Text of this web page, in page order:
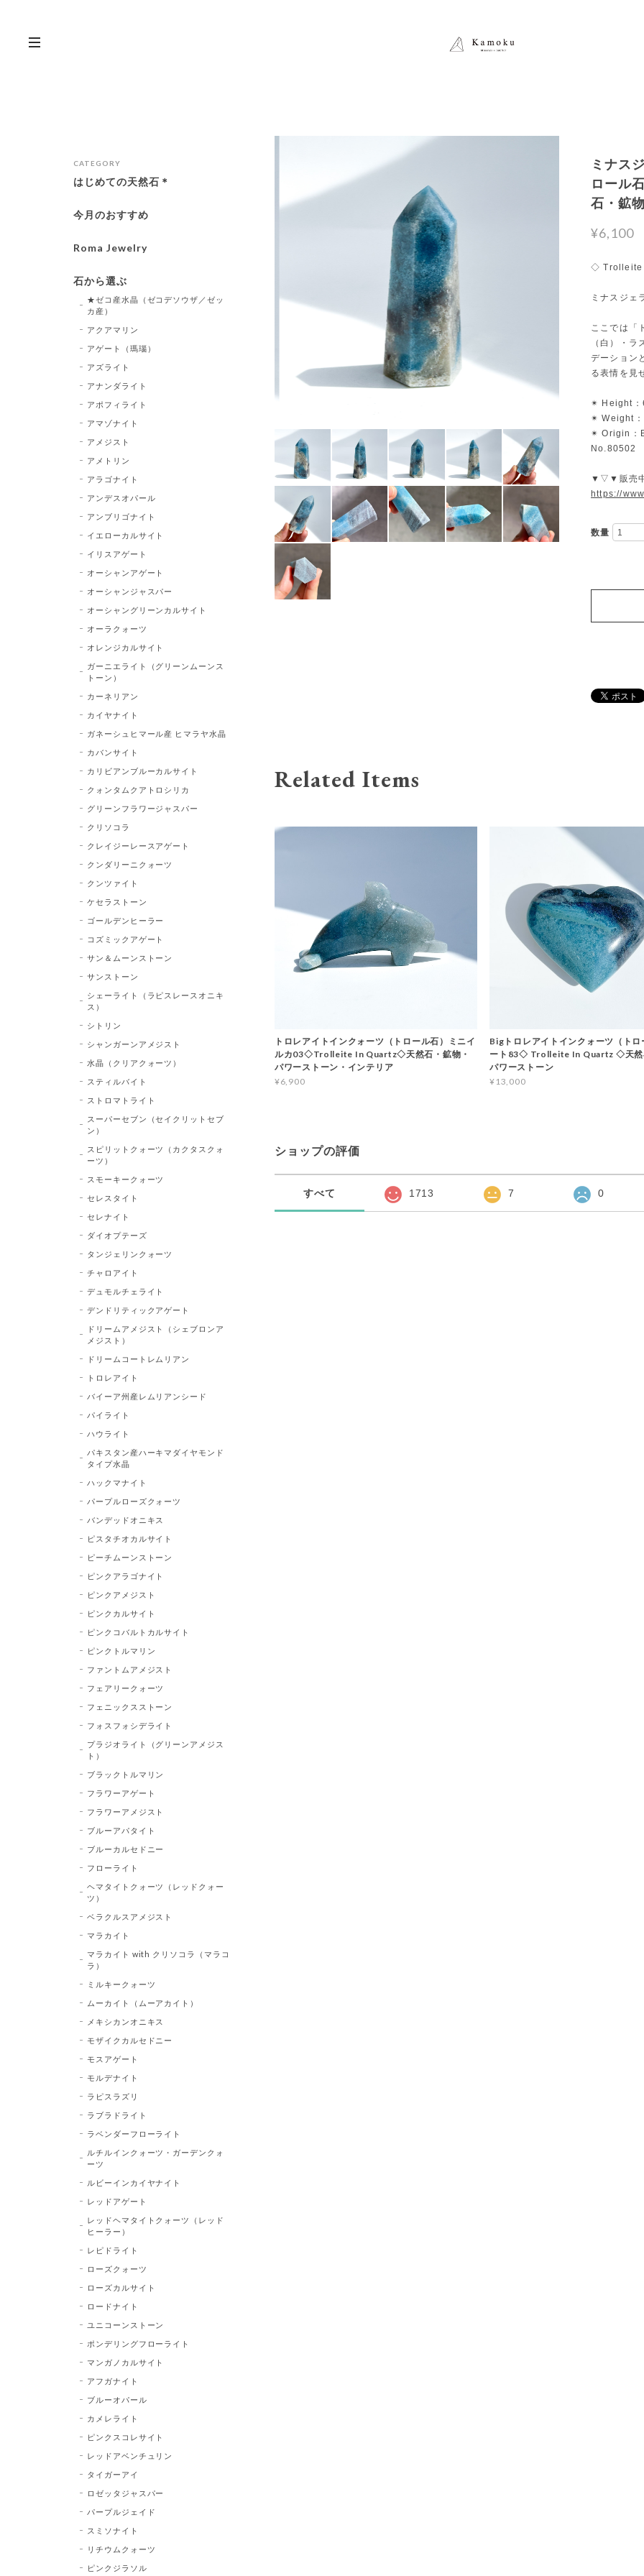
ミナス
ロール
石・鉱
¥6,100
◇ Trolleite
ミナスジェ
ここでは「
（白）・
デーション
る表情を見
✴︎ Height
✴︎ Weight
✴︎ Origin：
No.80502
▼▽▼販売
https://
数量
Related Items
トロレアイトインクォーツ（トロール石）ミニイ
ルカ03◇Trolleite In Quartz◇天然石・鉱物・
パワーストーン・インテリア
¥6,900
Bigトロレアイトインクォーツ（トロ
ート83◇ Trolleite In Quartz ◇天然
パワーストーン
¥13,000
ショップの評価
すべて 1713 7 0
CATEGORY
はじめての天然石＊
今月のおすすめ
Roma Jewelry
石から選ぶ
★ゼコ産水晶（ゼコデソウザ／ゼッ
カ産）
アクアマリン
アゲート（瑪瑙）
アズライト
アナンダライト
アポフィライト
アマゾナイト
アメジスト
アメトリン
アラゴナイト
アンデスオパール
アンブリゴナイト
イエローカルサイト
イリスアゲート
オーシャンアゲート
オーシャンジャスパー
オーシャングリーンカルサイト
オーラクォーツ
オレンジカルサイト
ガーニエライト（グリーンムーンス
トーン）
カーネリアン
カイヤナイト
ガネーシュヒマール産 ヒマラヤ水晶
カバンサイト
カリビアンブルーカルサイト
クォンタムクアトロシリカ
グリーンフラワージャスパー
クリソコラ
クレイジーレースアゲート
クンダリーニクォーツ
クンツァイト
ケセラストーン
ゴールデンヒーラー
コズミックアゲート
サン＆ムーンストーン
サンストーン
シェーライト（ラピスレースオニキ
ス）
シトリン
シャンガーンアメジスト
水晶（クリアクォーツ）
スティルバイト
ストロマトライト
スーパーセブン（セイクリットセブ
ン）
スピリットクォーツ（カクタスクォ
ーツ）
スモーキークォーツ
セレスタイト
セレナイト
ダイオプテーズ
タンジェリンクォーツ
チャロアイト
デュモルチェライト
デンドリティックアゲート
ドリームアメジスト（シェブロンア
メジスト）
ドリームコートレムリアン
トロレアイト
バイーア州産レムリアンシード
パイライト
ハウライト
パキスタン産ハーキマダイヤモンド
タイプ水晶
ハックマナイト
パープルローズクォーツ
バンデッドオニキス
ピスタチオカルサイト
ピーチムーンストーン
ピンクアラゴナイト
ピンクアメジスト
ピンクカルサイト
ピンクコバルトカルサイト
ピンクトルマリン
ファントムアメジスト
フェアリークォーツ
フェニックスストーン
フォスフォシデライト
プラジオライト（グリーンアメジス
ト）
ブラックトルマリン
フラワーアゲート
フラワーアメジスト
ブルーアパタイト
ブルーカルセドニー
フローライト
ヘマタイトクォーツ（レッドクォー
ツ）
ベラクルスアメジスト
マラカイト
マラカイト with クリソコラ（マラコ
ラ）
ミルキークォーツ
ムーカイト（ムーアカイト）
メキシカンオニキス
モザイクカルセドニー
モスアゲート
モルデナイト
ラピスラズリ
ラブラドライト
ラベンダーフローライト
ルチルインクォーツ・ガーデンクォ
ーツ
ルビーインカイヤナイト
レッドアゲート
レッドヘマタイトクォーツ（レッド
ヒーラー）
レピドライト
ローズクォーツ
ローズカルサイト
ロードナイト
ユニコーンストーン
ポンデリングフローライト
マンガノカルサイト
アフガナイト
ブルーオパール
カメレライト
ピンクスコレサイト
レッドアベンチュリン
タイガーアイ
ロゼッタジャスパー
パープルジェイド
スミソナイト
リチウムクォーツ
ピンクジラソル